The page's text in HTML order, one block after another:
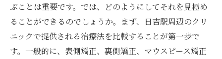
ぶことは重要です。では、どのようにしてそれを見極め
ることができるのでしょうか。まず、日吉駅周辺のクリ
ニックで提供される治療法を比較することが第一歩で
す。一般的に、表側矯正、裏側矯正、マウスピース矯正